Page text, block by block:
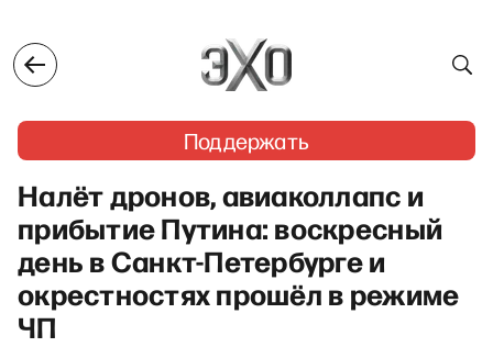
Поддержать
Налёт дронов, авиаколлапс и
прибытие Путина: воскресный
день в Санкт-Петербурге и
окрестностях прошёл в режиме
ЧП